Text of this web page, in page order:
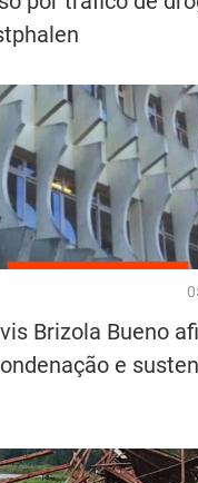
Brizola Bueno
e